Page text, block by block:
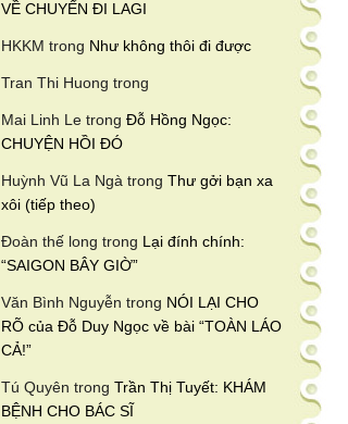
VỀ CHUYẾN ĐI LAGI
HKKM trong Như không thôi đi được
Tran Thi Huong trong
Mai Linh Le trong Đỗ Hồng Ngọc:
CHUYỆN HỒI ĐÓ
Huỳnh Vũ La Ngà trong Thư gởi bạn xa
xôi (tiếp theo)
Đoàn thế long trong Lại đính chính:
“SAIGON BÂY GIỜ”
Văn Bình Nguyễn trong NÓI LẠI CHO
RÕ của Đỗ Duy Ngọc về bài “TOÀN LÁO
CẢ!”
Tú Quyên trong Trần Thị Tuyết: KHÁM
BỆNH CHO BÁC SĨ